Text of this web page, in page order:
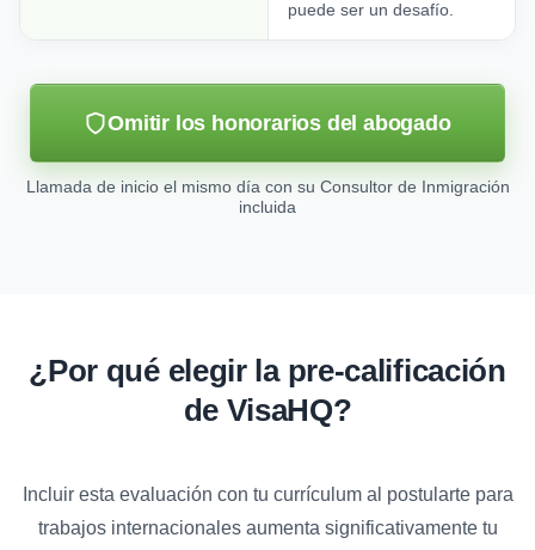
puede ser un desafío.
Omitir los honorarios del abogado
Llamada de inicio el mismo día con su Consultor de Inmigración
incluida
¿Por qué elegir la pre-calificación
de VisaHQ?
Incluir esta evaluación con tu currículum al postularte para
trabajos internacionales aumenta significativamente tu